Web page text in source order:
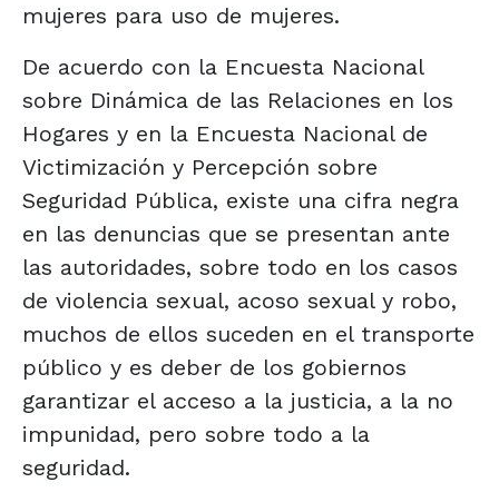
mujeres para uso de mujeres.
De acuerdo con la Encuesta Nacional
sobre Dinámica de las Relaciones en los
Hogares y en la Encuesta Nacional de
Victimización y Percepción sobre
Seguridad Pública, existe una cifra negra
en las denuncias que se presentan ante
las autoridades, sobre todo en los casos
de violencia sexual, acoso sexual y robo,
muchos de ellos suceden en el transporte
público y es deber de los gobiernos
garantizar el acceso a la justicia, a la no
impunidad, pero sobre todo a la
seguridad.